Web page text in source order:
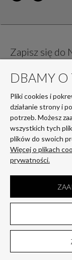
Zapisz się do
Twoje dane są
DBAMY O
Pliki cookies i
działanie strony i
potrzeb. Możesz
wszystkich tych
plików do swoich
Więcej o plikach
prywatności.